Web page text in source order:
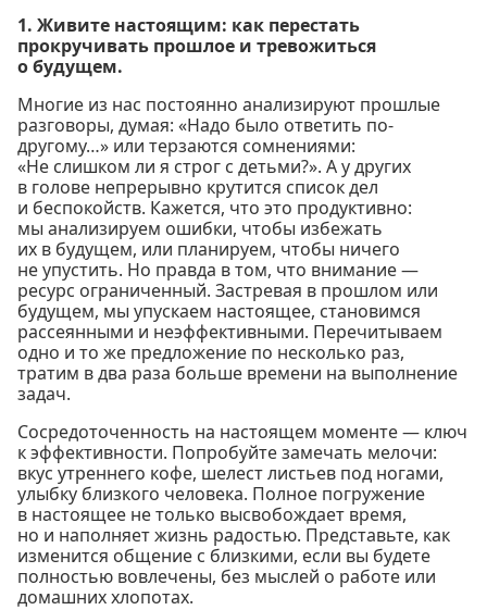
1. Живите настоящим: как перестать
прокручивать прошлое и тревожиться
о будущем.
Многие из нас постоянно анализируют прошлые
разговоры, думая: «Надо было ответить по-
другому…» или терзаются сомнениями:
«Не слишком ли я строг с детьми?». А у других
в голове непрерывно крутится список дел
и беспокойств. Кажется, что это продуктивно:
мы анализируем ошибки, чтобы избежать
их в будущем, или планируем, чтобы ничего
не упустить. Но правда в том, что внимание —
ресурс ограниченный. Застревая в прошлом или
будущем, мы упускаем настоящее, становимся
рассеянными и неэффективными. Перечитываем
одно и то же предложение по несколько раз,
тратим в два раза больше времени на выполнение
задач.
Сосредоточенность на настоящем моменте — ключ
к эффективности. Попробуйте замечать мелочи:
вкус утреннего кофе, шелест листьев под ногами,
улыбку близкого человека. Полное погружение
в настоящее не только высвобождает время,
но и наполняет жизнь радостью. Представьте, как
изменится общение с близкими, если вы будете
полностью вовлечены, без мыслей о работе или
домашних хлопотах.